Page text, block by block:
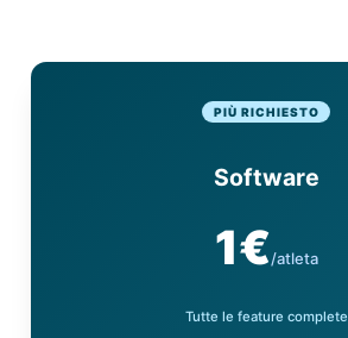
PIÙ RICHIESTO
Software
1€/atleta
Tutte le feature complete